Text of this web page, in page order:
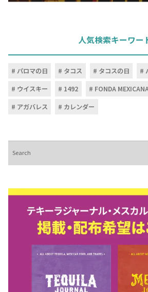
人気検索キーワー
パロマの日 タコス タコスの日
ウイスキー
1492
FONDA
アガバレス
カレンダー
索